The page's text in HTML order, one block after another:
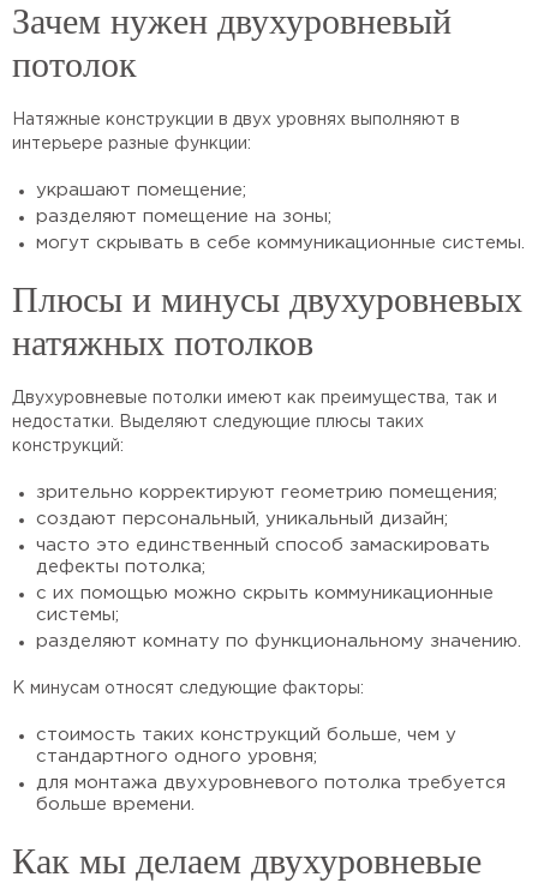
Зачем нужен двухуровневый
потолок
Натяжные конструкции в двух уровнях выполняют в
интерьере разные функции:
украшают помещение;
разделяют помещение на зоны;
могут скрывать в себе коммуникационные системы.
Плюсы и минусы двухуровневых
натяжных потолков
Двухуровневые потолки имеют как преимущества, так и
недостатки. Выделяют следующие плюсы таких
конструкций:
зрительно корректируют геометрию помещения;
создают персональный, уникальный дизайн;
часто это единственный способ замаскировать
дефекты потолка;
с их помощью можно скрыть коммуникационные
системы;
разделяют комнату по функциональному значению.
К минусам относят следующие факторы:
стоимость таких конструкций больше, чем у
стандартного одного уровня;
для монтажа двухуровневого потолка требуется
больше времени.
Как мы делаем двухуровневые